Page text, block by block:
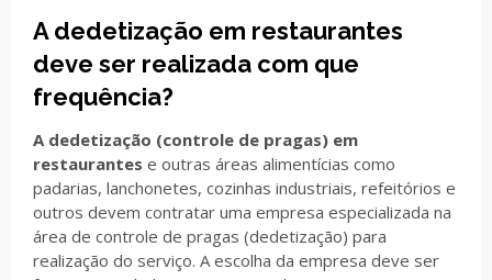
A dedetização em restaurantes
deve ser realizada com que
frequência?
A dedetização (controle de pragas) em
restaurantes e outras áreas alimentícias como
padarias, lanchonetes, cozinhas industriais, refeitórios e
outros devem contratar uma empresa especializada na
área de controle de pragas (dedetização) para
realização do serviço. A escolha da empresa deve ser